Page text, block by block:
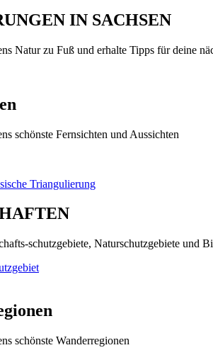
IN SACHSEN
Natur zu Fuß und erhalte Tipps für deine
schönste Fernsichten und Aussichten
Triangulierung
schutzgebiete, Naturschutzgebiete und
schönste Wanderregionen